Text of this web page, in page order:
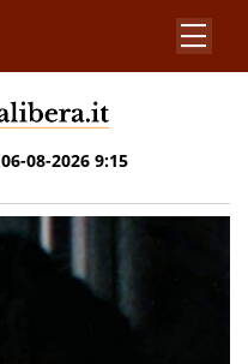
06-08-2026 9:15